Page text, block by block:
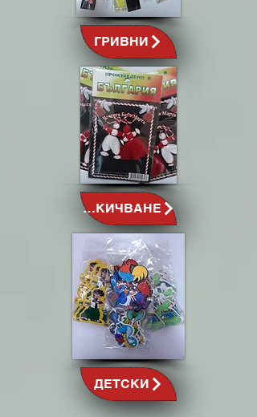
ГРИВНИ
ЗАКИЧВАНЕ
ДЕТСКИ